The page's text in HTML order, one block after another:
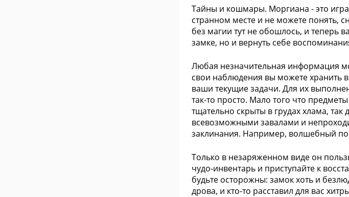
Тайны и кошмары. Моргиана - это
странном месте и не можете понять,
без магии тут не обошлось, и теперь
замке, но и вернуть себе
Любая незначительная информация
свои наблюдения вы можете хранить
ваши текущие задачи. Для их
так-то просто. Мало того что
тщательно скрыты в грудах хлама,
всевозможными завалами и
заклинания. Например, волшебный
Только в незаряженном виде он
чудо-инвентарь и приступайте к
будьте осторожны: замок хоть и
дрова, и кто-то расставил для вас